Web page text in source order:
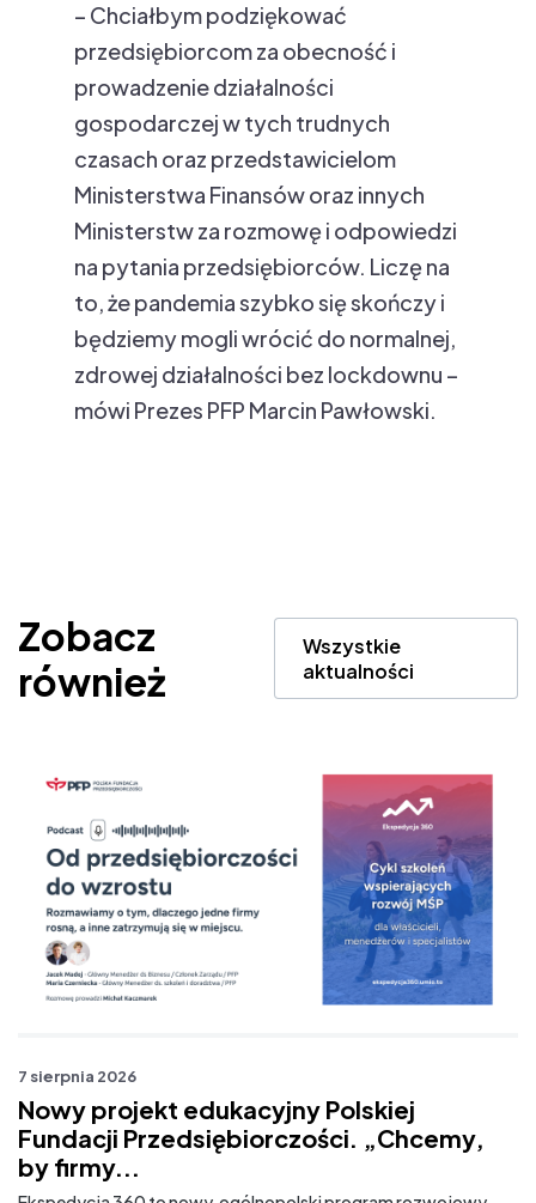
– Chciałbym podziękować
przedsiębiorcom za obecność i
prowadzenie działalności
gospodarczej w tych trudnych
czasach oraz przedstawicielom
Ministerstwa Finansów oraz innych
Ministerstw za rozmowę i odpowiedzi
na pytania przedsiębiorców. Liczę na
to, że pandemia szybko się skończy i
będziemy mogli wrócić do normalnej,
zdrowej działalności bez lockdownu –
mówi Prezes PFP Marcin Pawłowski.
Zobacz
również
Wszystkie
aktualności
7 sierpnia 2026
Nowy projekt edukacyjny Polskiej
Fundacji Przedsiębiorczości. „Chcemy,
by firmy...